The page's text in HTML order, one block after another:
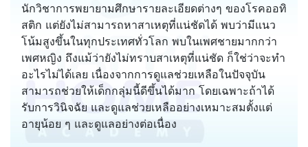
นักวิชาการพยายามศึกษารายละเอียดต่างๆ ของโรคออทิ
สติก แต่ยังไม่สามารถหาสาเหตุที่แน่ชัดได้ พบว่ามีแนว
โน้มสูงขึ้นในทุกประเทศทั่วโลก พบในเพศชายมากกว่า
เพศหญิง ถึงแม้ว่ายังไม่ทราบสาเหตุที่แน่ชัด ก็ใช่ว่าจะทำ
อะไรไม่ได้เลย เนื่องจากการดูแลช่วยเหลือในปัจจุบัน
สามารถช่วยให้เด็กกลุ่มนี้ดีขึ้นได้มาก โดยเฉพาะถ้าได้
รับการวินิจฉัย และดูแลช่วยเหลืออย่างเหมาะสมตั้งแต่
อายุน้อย ๆ และดูแลอย่างต่อเนื่อง